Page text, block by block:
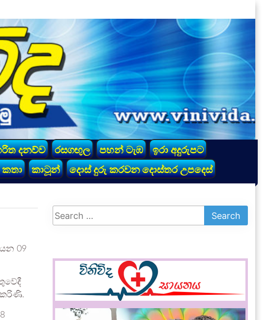
දනව්ව රසගඟුල පහන් ටැඹ
ඉරා අදුරුපට
කාටූන් දොස් දුරු කරවන දොස්තර උපදෙස්
09